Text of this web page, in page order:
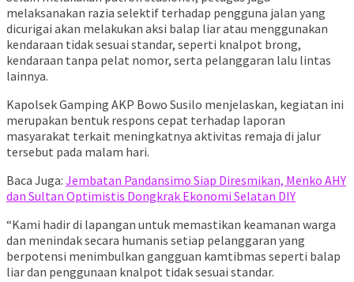
melaksanakan razia selektif terhadap pengguna jalan yang
dicurigai akan melakukan aksi balap liar atau menggunakan
kendaraan tidak sesuai standar, seperti knalpot brong,
kendaraan tanpa pelat nomor, serta pelanggaran lalu lintas
lainnya.
Kapolsek Gamping AKP Bowo Susilo menjelaskan, kegiatan ini
merupakan bentuk respons cepat terhadap laporan
masyarakat terkait meningkatnya aktivitas remaja di jalur
tersebut pada malam hari.
Baca Juga: Jembatan Pandansimo Siap Diresmikan, Menko AHY
dan Sultan Optimistis Dongkrak Ekonomi Selatan DIY
“Kami hadir di lapangan untuk memastikan keamanan warga
dan menindak secara humanis setiap pelanggaran yang
berpotensi menimbulkan gangguan kamtibmas seperti balap
liar dan penggunaan knalpot tidak sesuai standar.